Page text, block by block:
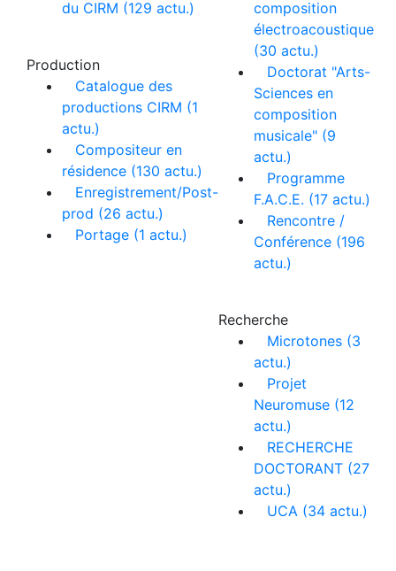
du CIRM (129 actu.)
Production
Catalogue des
productions CIRM (1
actu.)
Compositeur en
résidence (130 actu.)
Enregistrement/Post-
prod (26 actu.)
Portage (1 actu.)
composition
électroacoustique
(30 actu.)
Doctorat "Arts-
Sciences en
composition
musicale" (9
actu.)
Programme
F.A.C.E. (17 actu.)
Rencontre /
Conférence (196
actu.)
Recherche
Microtones (3
actu.)
Projet
Neuromuse (12
actu.)
RECHERCHE
DOCTORANT (27
actu.)
UCA (34 actu.)